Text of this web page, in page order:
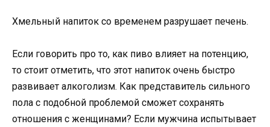
Хмельный напиток со временем разрушает печень.
Если говорить про то, как пиво влияет на потенцию,
то стоит отметить, что этот напиток очень быстро
развивает алкоголизм. Как представитель сильного
пола с подобной проблемой сможет сохранять
отношения с женщинами? Если мужчина испытывает